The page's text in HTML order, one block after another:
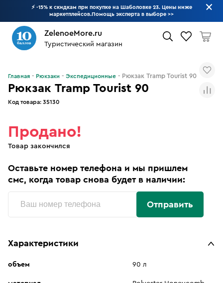
⚡ -15% к скидкам при покупке на Шаболовке 23. Цены ниже
маркетплейсов.Помощь эксперта в выборе >>
ZelenoeMore.ru
Туристический магазин
Рюкзак Tramp Tourist 90
Код товара: 35130
Главная Рюкзаки Экспедиционные Рюкзак Tramp Tourist 90
Продано!
Товар закончился
Оставьте номер телефона и мы пришлем
смс, когда товар снова будет в наличии:
Отправить
Характеристики
объем 90 л